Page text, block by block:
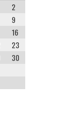
2
9
16
23
30